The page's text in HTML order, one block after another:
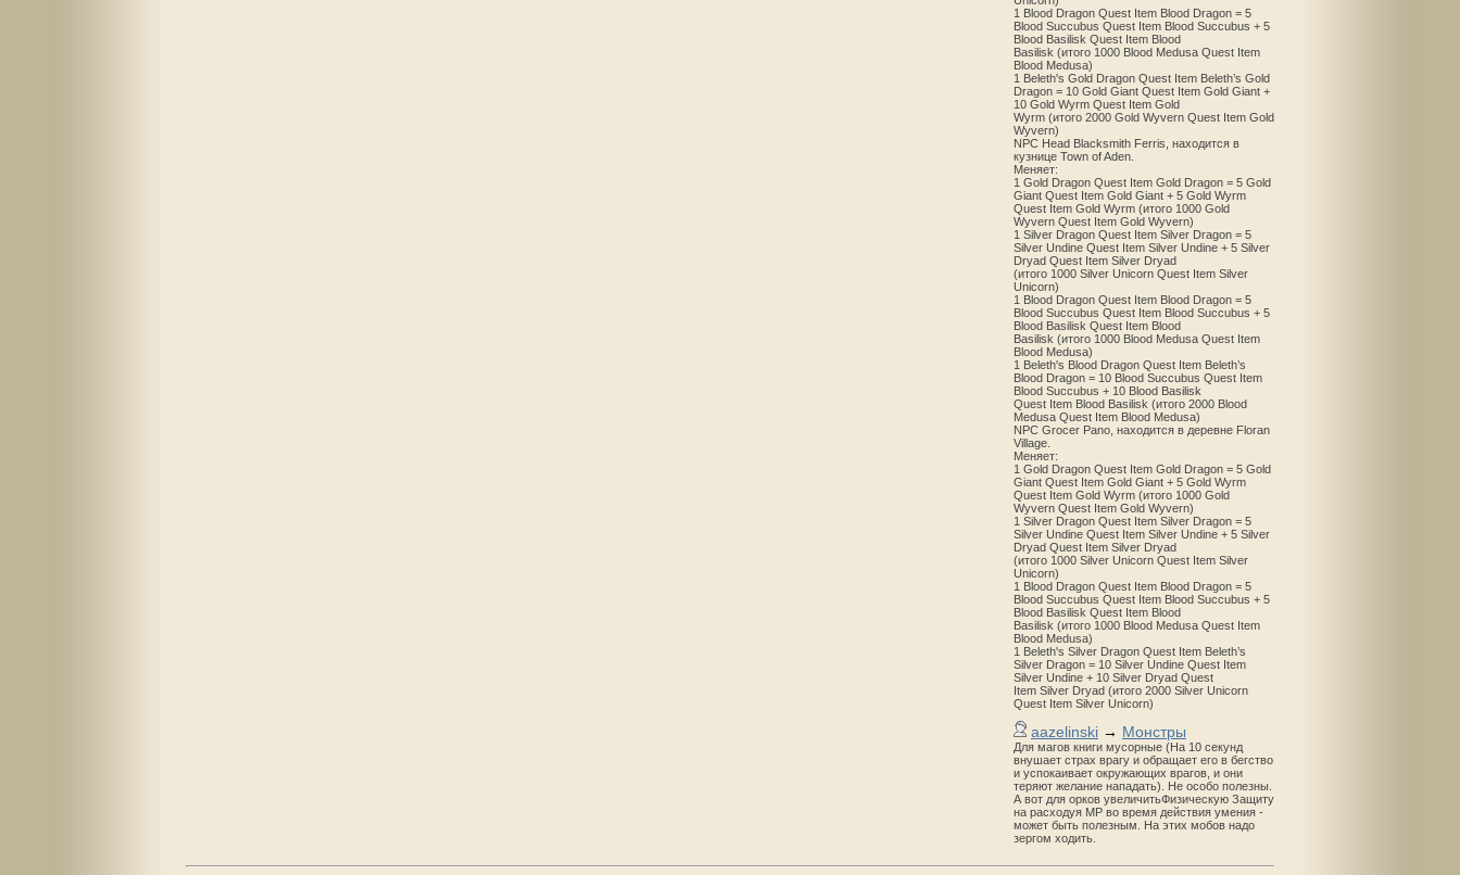
1 Blood Dragon Quest Item Blood Dragon = 5
Blood Succubus Quest Item Blood Succubus + 5
Blood Basilisk Quest Item Blood
Basilisk (итого 1000 Blood Medusa Quest Item
Blood Medusa)
1 Beleth's Gold Dragon Quest Item Beleth’s Gold
Dragon = 10 Gold Giant Quest Item Gold Giant +
10 Gold Wyrm Quest Item Gold
Wyrm (итого 2000 Gold Wyvern Quest Item Gold
Wyvern)
NPC Head Blacksmith Ferris, находится в
кузнице Town of Aden.
Меняет:
1 Gold Dragon Quest Item Gold Dragon = 5 Gold
Giant Quest Item Gold Giant + 5 Gold Wyrm
Quest Item Gold Wyrm (итого 1000 Gold
Wyvern Quest Item Gold Wyvern)
1 Silver Dragon Quest Item Silver Dragon = 5
Silver Undine Quest Item Silver Undine + 5 Silver
Dryad Quest Item Silver Dryad
(итого 1000 Silver Unicorn Quest Item Silver
Unicorn)
1 Blood Dragon Quest Item Blood Dragon = 5
Blood Succubus Quest Item Blood Succubus + 5
Blood Basilisk Quest Item Blood
Basilisk (итого 1000 Blood Medusa Quest Item
Blood Medusa)
1 Beleth's Blood Dragon Quest Item Beleth’s
Blood Dragon = 10 Blood Succubus Quest Item
Blood Succubus + 10 Blood Basilisk
Quest Item Blood Basilisk (итого 2000 Blood
Medusa Quest Item Blood Medusa)
NPC Grocer Pano, находится в деревне Floran
Village.
Меняет:
1 Gold Dragon Quest Item Gold Dragon = 5 Gold
Giant Quest Item Gold Giant + 5 Gold Wyrm
Quest Item Gold Wyrm (итого 1000 Gold
Wyvern Quest Item Gold Wyvern)
1 Silver Dragon Quest Item Silver Dragon = 5
Silver Undine Quest Item Silver Undine + 5 Silver
Dryad Quest Item Silver Dryad
(итого 1000 Silver Unicorn Quest Item Silver
Unicorn)
1 Blood Dragon Quest Item Blood Dragon = 5
Blood Succubus Quest Item Blood Succubus + 5
Blood Basilisk Quest Item Blood
Basilisk (итого 1000 Blood Medusa Quest Item
Blood Medusa)
1 Beleth's Silver Dragon Quest Item Beleth’s
Silver Dragon = 10 Silver Undine Quest Item
Silver Undine + 10 Silver Dryad Quest
Item Silver Dryad (итого 2000 Silver Unicorn
Quest Item Silver Unicorn)
aazelinski → Монстры
Для магов книги мусорные (На 10 секунд
внушает страх врагу и обращает его в бегство
и успокаивает окружающих врагов, и они
теряют желание нападать). Не особо полезны.
А вот для орков увеличитьФизическую Защиту
на расходуя MP во время действия умения -
может быть полезным. На этих мобов надо
зергом ходить.